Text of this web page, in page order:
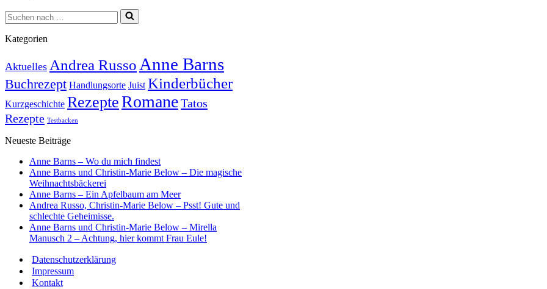
Suchen
nach …
Kategorien
Aktuelles Andrea RussoAnne Barns
Buchrezept Handlungsorte Juist Kinderbücher
Kurzgeschichte RezepteRomaneTatos
Rezepte Testbacken
Neueste Beiträge
Anne Barns – Wo du mich findest
Anne Barns und Christin-Marie Below – Die magische
Weihnachtsbäckerei
Anne Barns – Ein Apfelbaum am Meer
Andrea Russo, Christin-Marie Below – Psst! Gute und
schlechte Geheimisse.
Anne Barns und Christin-Marie Below – Mirella
Manusch 2 – Achtung, hier kommt Frau Eule!
Datenschutzerklärung
Impressum
Kontakt